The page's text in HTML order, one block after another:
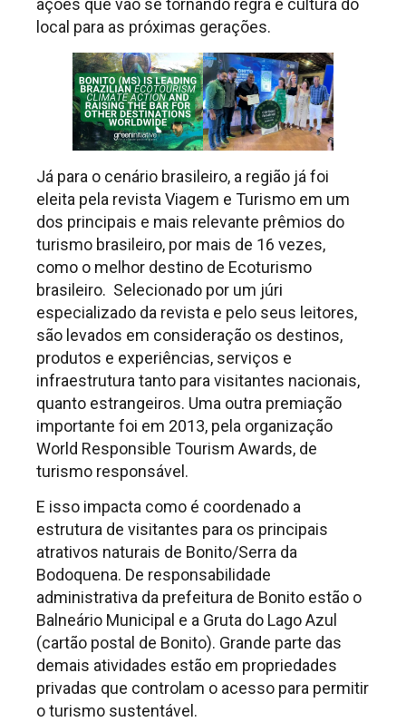
ações que vão se tornando regra e cultura do
local para as próximas gerações.
Já para o cenário brasileiro, a região já foi
eleita pela revista Viagem e Turismo em um
dos principais e mais relevante prêmios do
turismo brasileiro, por mais de 16 vezes,
como o melhor destino de Ecoturismo
brasileiro. Selecionado por um júri
especializado da revista e pelo seus leitores,
são levados em consideração os destinos,
produtos e experiências, serviços e
infraestrutura tanto para visitantes nacionais,
quanto estrangeiros. Uma outra premiação
importante foi em 2013, pela organização
World Responsible Tourism Awards, de
turismo responsável.
E isso impacta como é coordenado a
estrutura de visitantes para os principais
atrativos naturais de Bonito/Serra da
Bodoquena. De responsabilidade
administrativa da prefeitura de Bonito estão o
Balneário Municipal e a Gruta do Lago Azul
(cartão postal de Bonito). Grande parte das
demais atividades estão em propriedades
privadas que controlam o acesso para permitir
o turismo sustentável.